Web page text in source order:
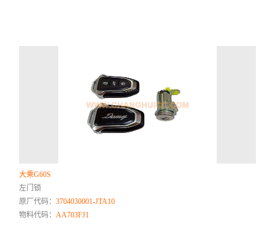
大乘G60S
左门锁
原厂代码：3704030001-JTA10
物料代码：AA703FJ1